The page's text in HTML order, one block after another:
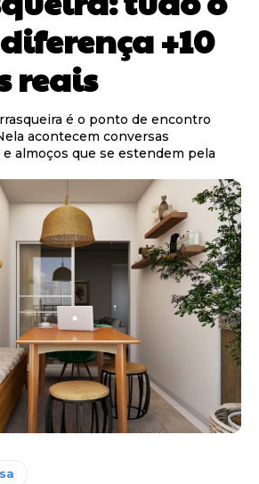
+10
reais
é o ponto de encontro
acontecem conversas
e almoços que se estendem pela